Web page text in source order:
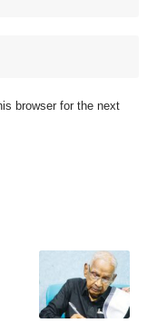
browser for the next